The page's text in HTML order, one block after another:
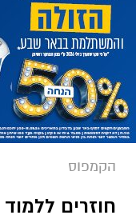
הקמפוס
חוזרים